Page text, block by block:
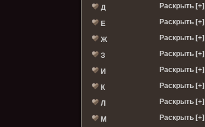
Д Раскрыть [+]
Е Раскрыть [+]
Ж Раскрыть [+]
З Раскрыть [+]
И Раскрыть [+]
К Раскрыть [+]
Л Раскрыть [+]
М Раскрыть [+]